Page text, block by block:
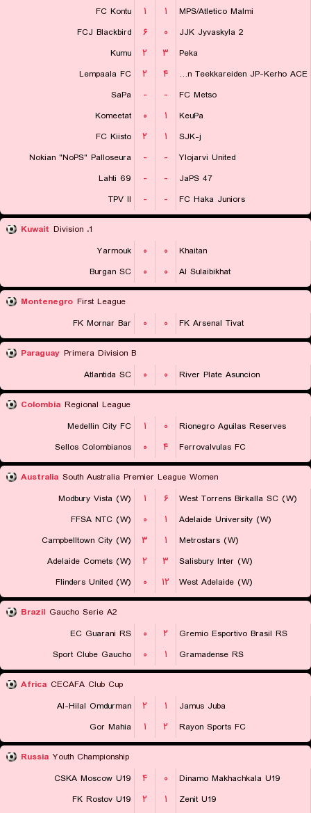
FC Kontu
۱ ۱
MPS/Atletico Malmi
FCJ Blackbird
۶ ۰
JJK Jyvaskyla 2
Kumu
۲ ۳
Peka
Lempaala FC
۲ ۴
Tampereen Teekkareiden JP-Kerho ACE
SaPa
- -
FC Metso
Komeetat
۰ ۱
KeuPa
FC Kiisto
۲ ۱
SJK-j
Nokian "NoPS" Palloseura
- -
Ylojarvi United
Lahti 69
- -
JaPS 47
TPV II
- - FC Haka Juniors
Kuwait
1. Division
Yarmouk
۰ ۰
Khaitan
Burgan SC
۰ ۰ Al Sulaibikhat
Montenegro First League
FK Mornar Bar
۰ ۰ FK Arsenal Tivat
Paraguay Primera Division B
Atlantida SC
۰ ۰ River Plate Asuncion
Colombia Regional League
Medellin City FC
۱ ۰
Rionegro Aguilas Reserves
Sellos Colombianos
۰ ۴ Ferrovalvulas FC
Australia South Australia Premier League Women
Modbury Vista (W)
۱ ۶
West Torrens Birkalla SC (W)
FFSA NTC (W)
۰ ۱
Adelaide University (W)
Campbelltown City (W)
۳ ۱
Metrostars (W)
Adelaide Comets (W)
۲ ۳
Salisbury Inter (W)
Flinders United (W)
۰ ۱۲ West Adelaide (W)
Brazil Gaucho Serie A2
EC Guarani RS
۰ ۲
Gremio Esportivo Brasil RS
Sport Clube Gaucho
۰ ۱ Gramadense RS
Africa CECAFA Club Cup
Al-Hilal Omdurman
۲ ۱
Jamus Juba
Gor Mahia
۱ ۲ Rayon Sports FC
Russia Youth Championship
CSKA Moscow U19
۴ ۰
Dinamo Makhachkala U19
FK Rostov U19
۲ ۱ Zenit U19